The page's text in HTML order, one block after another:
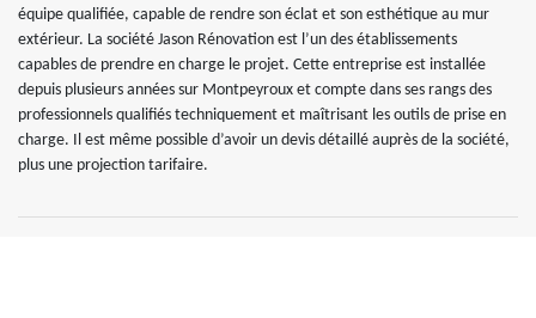
équipe qualifiée, capable de rendre son éclat et son esthétique au mur
extérieur. La société Jason Rénovation est l’un des établissements
capables de prendre en charge le projet. Cette entreprise est installée
depuis plusieurs années sur Montpeyroux et compte dans ses rangs des
professionnels qualifiés techniquement et maîtrisant les outils de prise en
charge. Il est même possible d’avoir un devis détaillé auprès de la société,
plus une projection tarifaire.